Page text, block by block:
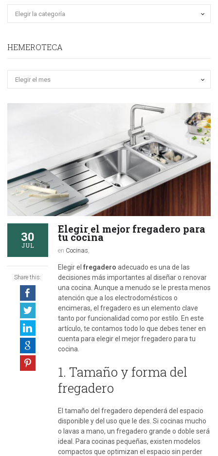
HEMEROTECA
30
JUL
Share this:
Elegir el mejor fregadero para
tu cocina
en Cocinas
Elegir el fregadero adecuado es una de las
decisiones más importantes al diseñar o renovar
una cocina. Aunque a menudo se le presta menos
atención que a los electrodomésticos o
encimeras, el fregadero es un elemento clave
tanto por funcionalidad como por estilo. En este
artículo, te contamos todo lo que debes tener en
cuenta para elegir el mejor fregadero para tu
cocina.
1. Tamaño y forma del
fregadero
El tamaño del fregadero dependerá del espacio
disponible y del uso que le des. Si cocinas mucho
o lavas a mano, un fregadero grande o doble será
ideal. Para cocinas pequeñas, existen modelos
compactos que optimizan el espacio sin perder